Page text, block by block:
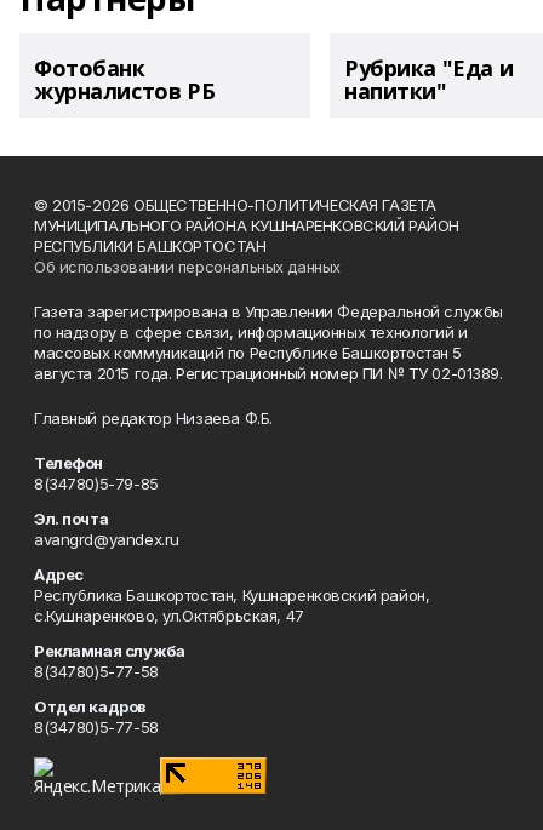
Фотобанк
журналистов РБ
Рубрика "Еда и
напитки"
© 2015-2026 ОБЩЕСТВЕННО-ПОЛИТИЧЕСКАЯ ГАЗЕТА
МУНИЦИПАЛЬНОГО РАЙОНА КУШНАРЕНКОВСКИЙ РАЙОН
РЕСПУБЛИКИ БАШКОРТОСТАН
Об использовании персональных данных
Газета зарегистрирована в Управлении Федеральной службы
по надзору в сфере связи, информационных технологий и
массовых коммуникаций по Республике Башкортостан 5
августа 2015 года. Регистрационный номер ПИ № ТУ 02-01389.
Главный редактор Низаева Ф.Б.
Телефон
8(34780)5-79-85
Эл. почта
avangrd@yandex.ru
Адрес
Республика Башкортостан, Кушнаренковский район,
с.Кушнаренково, ул.Октябрьская, 47
Рекламная служба
8(34780)5-77-58
Отдел кадров
8(34780)5-77-58